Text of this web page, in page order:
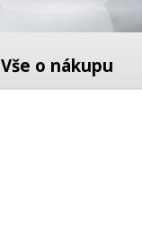
Vše o nákupu